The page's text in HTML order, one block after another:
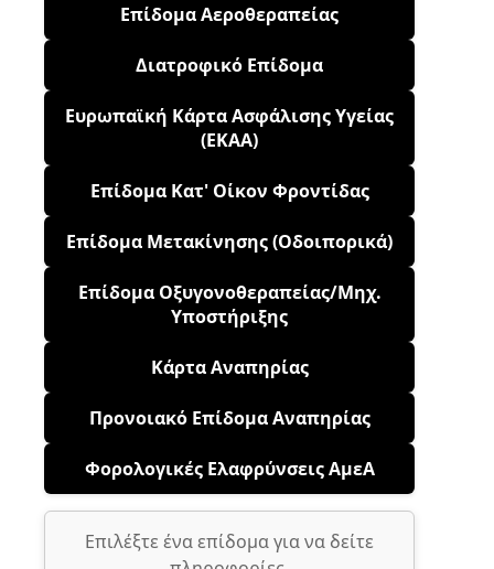
Επίδομα Αεροθεραπείας
Διατροφικό Επίδομα
Ευρωπαϊκή Κάρτα Ασφάλισης Υγείας
(ΕΚΑΑ)
Επίδομα Κατ' Οίκον Φροντίδας
Επίδομα Μετακίνησης (Οδοιπορικά)
Επίδομα Οξυγονοθεραπείας/Μηχ.
Υποστήριξης
Κάρτα Αναπηρίας
Προνοιακό Επίδομα Αναπηρίας
Φορολογικές Ελαφρύνσεις ΑμεΑ
Επιλέξτε ένα επίδομα για να δείτε